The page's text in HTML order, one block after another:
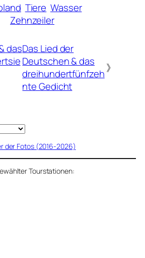
Tiere Wasser
Zehnzeiler
dasDas Lied der
Deutschen & das
dreihundertfünfzeh
nte Gedicht
》
der Fotos (2016-2026)
Tourstationen: